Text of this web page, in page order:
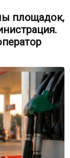
площадок,